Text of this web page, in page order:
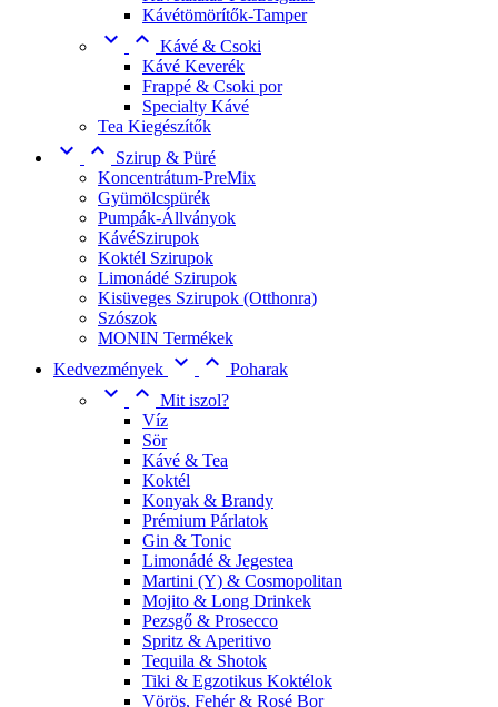
Kávétömörítők-Tamper
  Kávé & Csoki
Kávé Keverék
Frappé & Csoki por
Specialty Kávé
Tea Kiegészítők
 
Szirup & Püré
Koncentrátum-PreMix
Gyümölcspürék
Pumpák-Állványok
KávéSzirupok
Koktél Szirupok
Limonádé Szirupok
Kisüveges Szirupok (Otthonra)
Szószok
MONIN Termékek
Kedvezmények   Poharak
  Mit iszol?
Víz
Sör
Kávé & Tea
Koktél
Konyak & Brandy
Prémium Párlatok
Gin & Tonic
Limonádé & Jegestea
Martini (Y) & Cosmopolitan
Mojito & Long Drinkek
Pezsgő & Prosecco
Spritz & Aperitivo
Tequila & Shotok
Tiki & Egzotikus Koktélok
Vörös, Fehér & Rosé Bor